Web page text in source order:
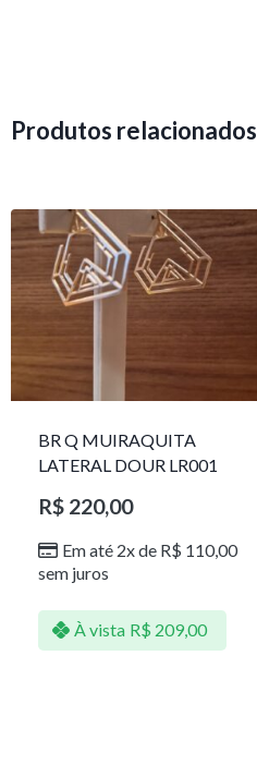
Produtos relacionados
BR Q MUIRAQUITA
LATERAL DOUR LR001
R$220,00
Em até 2x de R$ 110,00
sem juros
À vista R$ 209,00